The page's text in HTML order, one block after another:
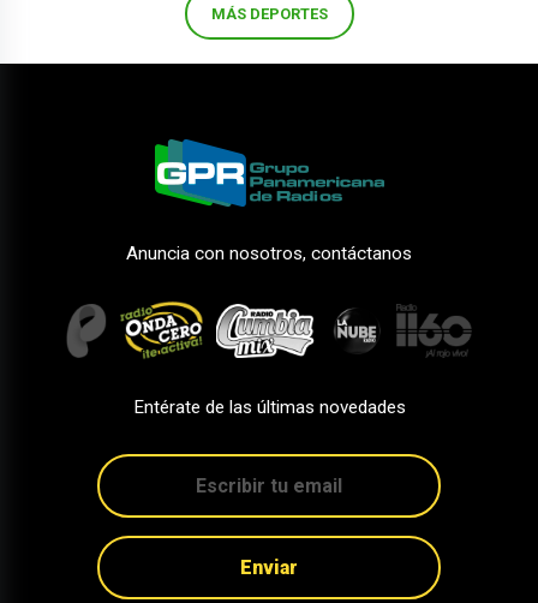
MÁS DEPORTES
Anuncia con nosotros, contáctanos
Entérate de las últimas novedades
Enviar